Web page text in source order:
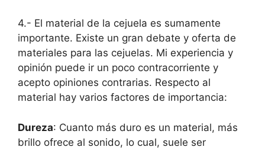
4.- El material de la cejuela es sumamente
importante. Existe un gran debate y oferta de
materiales para las cejuelas. Mi experiencia y
opinión puede ir un poco contracorriente y
acepto opiniones contrarias. Respecto al
material hay varios factores de importancia:
Dureza: Cuanto más duro es un material, más
brillo ofrece al sonido, lo cual, suele ser